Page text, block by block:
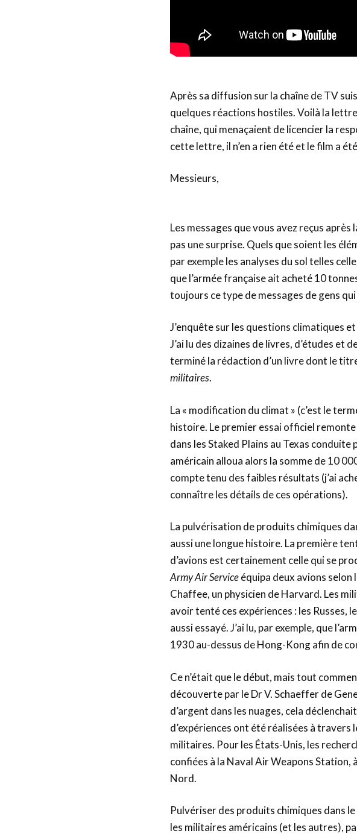
Après sa diffusion sur la chaîne de TV
quelques réactions hostiles. Voilà la
chaîne, qui menaçaient de licencier la
cette lettre, il n’en a rien été et le film a
Messieurs,
Les messages que vous avez reçus
pas une surprise. Quels que soient les
par exemple les analyses du sol telles
que l’armée française ait acheté 10
toujours ce type de messages de gens
J’enquête sur les questions climatiques
J’ai lu des dizaines de livres, d’études et
terminé la rédaction d’un livre dont le
militaires.
La « modification du climat » (c’est le
histoire. Le premier essai officiel remonte
dans les Staked Plains au Texas
américain alloua alors la somme de 10
compte tenu des faibles résultats (j’ai
connaître les détails de ces opérations).
La pulvérisation de produits chimiques
aussi une longue histoire. La première
d’avions est certainement celle qui se
Army Air Serviceéquipa deux avions selon
Chaffee, un physicien de Harvard. Les
avoir tenté ces expériences : les Russes,
aussi essayé. J’ai lu, par exemple, que
1930 au-dessus de Hong-Kong afin de
Ce n’était que le début, mais tout
découverte par le Dr V. Schaeffer de
d’argent dans les nuages, cela
d’expériences ont été réalisées à travers
militaires. Pour les États-Unis, les
confiées à la Naval Air Weapons Station,
Nord.
Pulvériser des produits chimiques dans
les militaires américains (et les autres),